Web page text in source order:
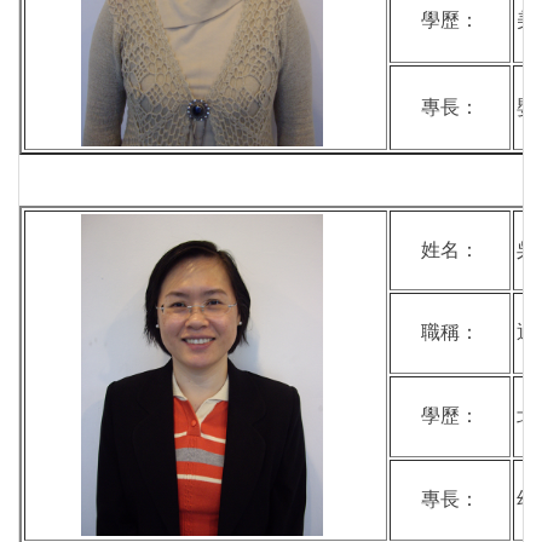
學歷： 美
專長： 嬰
姓名： 吳
職稱： 退
學歷： 北
專長： 幼